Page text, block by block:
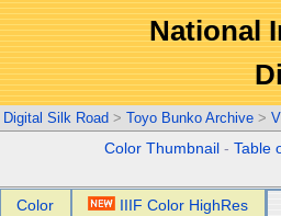
National
Digital Silk Road > Toyo Bunko Archive >
Color Thumbnail -Table
Color IIIF Color HighRes